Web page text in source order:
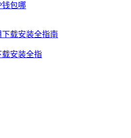
钱包哪
载安装全指